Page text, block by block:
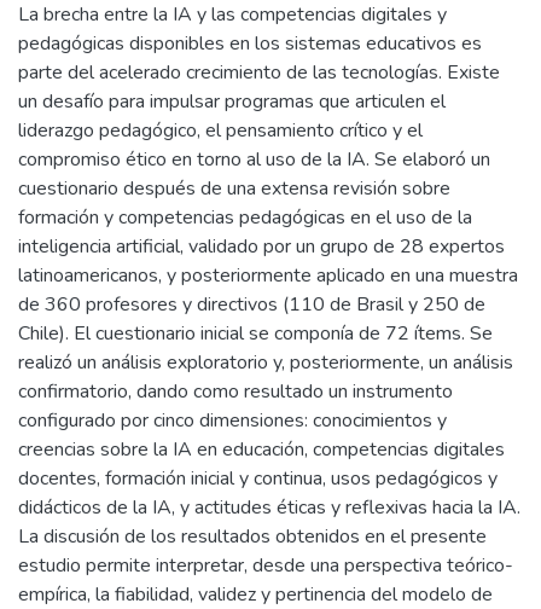
La brecha entre la IA y las competencias digitales y
pedagógicas disponibles en los sistemas educativos es
parte del acelerado crecimiento de las tecnologías. Existe
un desafío para impulsar programas que articulen el
liderazgo pedagógico, el pensamiento crítico y el
compromiso ético en torno al uso de la IA. Se elaboró un
cuestionario después de una extensa revisión sobre
formación y competencias pedagógicas en el uso de la
inteligencia artificial, validado por un grupo de 28 expertos
latinoamericanos, y posteriormente aplicado en una muestra
de 360 profesores y directivos (110 de Brasil y 250 de
Chile). El cuestionario inicial se componía de 72 ítems. Se
realizó un análisis exploratorio y, posteriormente, un análisis
confirmatorio, dando como resultado un instrumento
configurado por cinco dimensiones: conocimientos y
creencias sobre la IA en educación, competencias digitales
docentes, formación inicial y continua, usos pedagógicos y
didácticos de la IA, y actitudes éticas y reflexivas hacia la IA.
La discusión de los resultados obtenidos en el presente
estudio permite interpretar, desde una perspectiva teórico-
empírica, la fiabilidad, validez y pertinencia del modelo de